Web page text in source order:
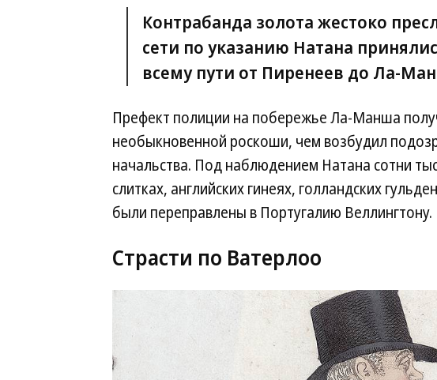
Контрабанда золота жестоко
сети по указанию Натана
всему пути от Пиренеев до Ла-
Префект полиции на побережье Ла-Манша
необыкновенной роскоши, чем возбудил
начальства. Под наблюдением Натана сотни
слитках, английских гинеях, голландских
были переправлены в Португалию Веллингтону.
Страсти по Ватерлоо